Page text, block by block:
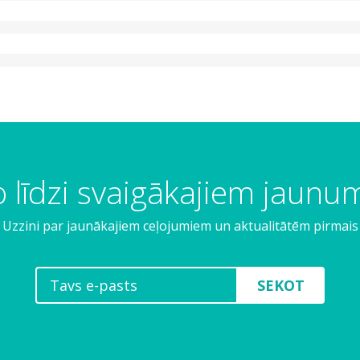
līdzi svaigākajiem
Uzzini par jaunākajiem ceļojumiem un aktualitātēm pirmais
SEKOT